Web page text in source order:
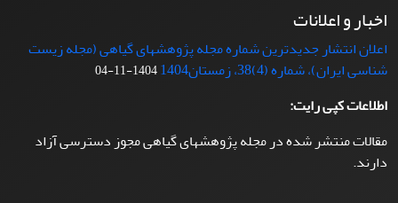
اخبار و اعلانات
اعلان انتشار جدیدترین شماره مجله پژوهشهای گیاهی (مجله زیست
شناسی ایران)، شماره (4)38، زمستان1404
1404-11-04
اطلاعات کپی رایت:
مقالات منتشر شده در مجله پژوهشهای گیاهی مجوز دسترسی آزاد
دارند.